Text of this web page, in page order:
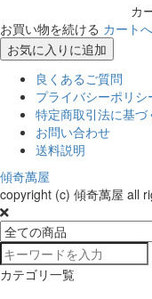
カ
お買い物を続ける カート
お気に入りに追加
良くあるご質問
プライバシーポリシ
特定商取引法に基づ
お問い合わせ
送料説明
傾奇萬屋
copyright (c) 傾奇萬屋 all
カテゴリ一覧